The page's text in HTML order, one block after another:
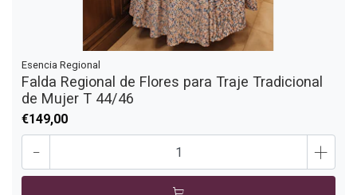
Esencia Regional
Falda Regional de Flores para Traje Tradicional
de Mujer T 44/46
€149,00
- +